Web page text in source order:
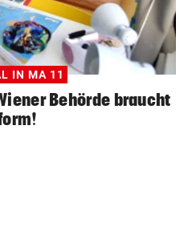
IN MA 11
Behörde braucht